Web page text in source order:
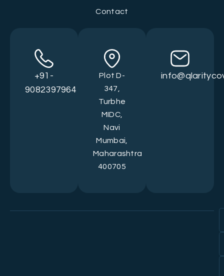
Contact
+91-
9082397964
Plot D-
347,
Turbhe
MIDC,
Navi
Mumbai,
Maharashtra
400705